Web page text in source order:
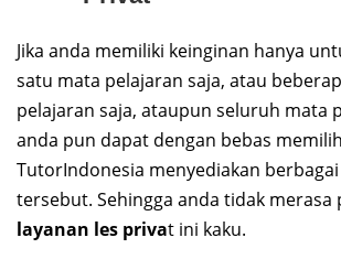
Jika anda memiliki keinginan hanya
satu mata pelajaran saja, atau
pelajaran saja, ataupun seluruh mata
anda pun dapat dengan bebas
TutorIndonesia menyediakan
tersebut. Sehingga anda tidak merasa
layanan les privat ini kaku.